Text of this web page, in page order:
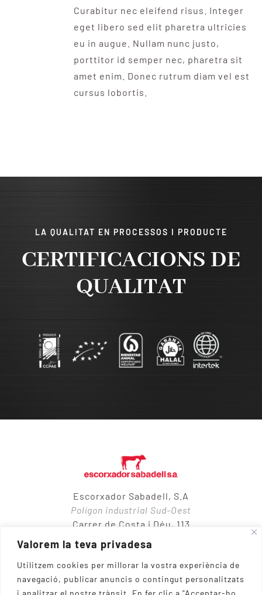
Valorem la teva privadesa
Utilitzem cookies per millorar la vostra experiència de
navegació, publicar anuncis o contingut personalitzats
i analitzar el nostre trànsit.
En fer clic a "Acceptar-ho
Curabitur nec eleifend risus. Integer
eget libero sed elit pharetra ultricies
eu in augue. Nullam nunc justo,
porttitor id semper nec, pharetra sit
amet enim. Donec rutrum diam vel est
cursus lobortis.
LA QUALITAT EN PROCESSOS I PRODUCTE
CERTIFICACIONS DE
QUALITAT
Escorxador Sabadell, S.A
Polígon industrial Sud-Oest
Carrer de Costa i Déu, 113
08205 – Sabadell
937 10 65 50